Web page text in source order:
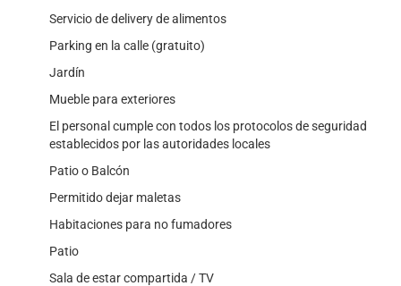
Servicio de delivery de alimentos
Parking en la calle (gratuito)
Jardín
Mueble para exteriores
El personal cumple con todos los protocolos de seguridad
establecidos por las autoridades locales
Patio o Balcón
Permitido dejar maletas
Habitaciones para no fumadores
Patio
Sala de estar compartida / TV